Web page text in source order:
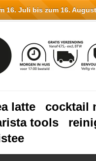
latte
cocktail
tools
16. Juli bis zum 16.